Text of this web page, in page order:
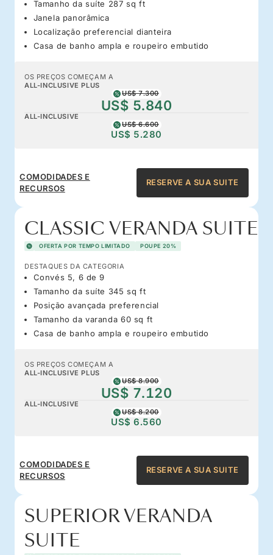
Tamanho da suíte 287 sq ft
Janela panorâmica
Localização preferencial dianteira
Casa de banho ampla e roupeiro embutido
OS PREÇOS COMEÇAM A
ALL-INCLUSIVE PLUS
US$ 7.300
US$ 5.840
ALL-INCLUSIVE
US$ 6.600
US$ 5.280
COMODIDADES E
RECURSOS
RESERVE A SUA SUITE
CLASSIC VERANDA SUITE
OFERTA POR TEMPO LIMITADO POUPE 20%
DESTAQUES DA CATEGORIA
Convés 5, 6 de 9
Tamanho da suíte 345 sq ft
Posição avançada preferencial
Tamanho da varanda 60 sq ft
Casa de banho ampla e roupeiro embutido
OS PREÇOS COMEÇAM A
ALL-INCLUSIVE PLUS
US$ 8.900
US$ 7.120
ALL-INCLUSIVE
US$ 8.200
US$ 6.560
COMODIDADES E
RECURSOS
RESERVE A SUA SUITE
SUPERIOR VERANDA
SUITE